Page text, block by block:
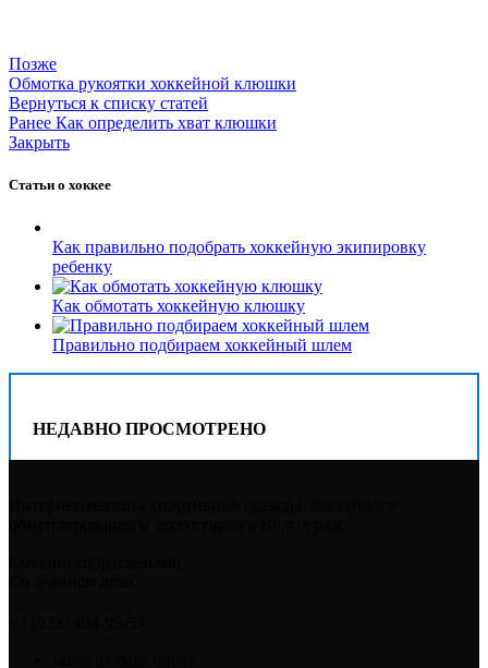
Позже
Обмотка рукоятки хоккейной клюшки
Вернуться к списку статей
Ранее Как определить хват клюшки
Закрыть
Статьи о хоккее
Как правильно подобрать хоккейную экипировку
ребенку
Как обмотать хоккейную клюшку
Правильно подбираем хоккейный шлем
НЕДАВНО ПРОСМОТРЕНО